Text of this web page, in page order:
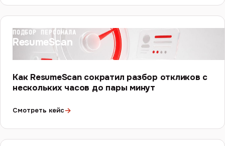
ПОДБОР ПЕРСОНАЛА
ResumeScan
Как ResumeScan сократил разбор откликов с
нескольких часов до пары минут
Смотреть кейс→